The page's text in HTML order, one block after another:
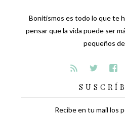
Bonitismos es todo lo que te
pensar que la vida puede ser
pequeños
Recibe en tu mail los